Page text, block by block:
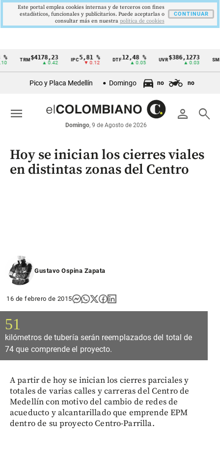
Cintillo
económicos
Colombia
TRM$4178,23
▲ 0.42
5,81 %
▼ 0.12
DTF12,48 %
▲ 0.05
UVR$386,1273
▲ 0.03
Pico y Placa Medellín Domingo no no
person search
Domingo, 9 de Agosto de 2026
menu
Hoy se inician los cierres viales
en distintas zonas del Centro
Gustavo Ospina Zapata
16 de febrero de 2015
51
kilómetros de tubería serán reemplazados del total de
74 que comprende el proyecto.
A partir de hoy se inician los cierres parciales y
totales de varias calles y carreras del Centro de
Medellín con motivo del cambio de redes de
acueducto y alcantarillado que emprende EPM
dentro de su proyecto Centro-Parrilla.
Este portal emplea cookies internas y de terceros con fines
estadísticos, funcionales y publicitarios. Puede aceptarlas o
consultar más en nuestra politica de cookies
CONTINUAR